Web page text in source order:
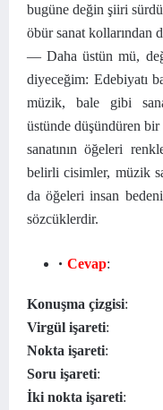
bugüne değin şiiri
öbür sanat kollarından
— Daha üstün mü,
diyeceğim: Edebiyatı
müzik, bale gibi
üstünde düşündüren
sanatının öğeleri
belirli cisimler, müzik
da öğeleri insan
sözcüklerdir.
Cevap:
Konuşma çizgisi:
Virgül işareti:
Nokta işareti:
Soru işareti:
İki nokta işareti: